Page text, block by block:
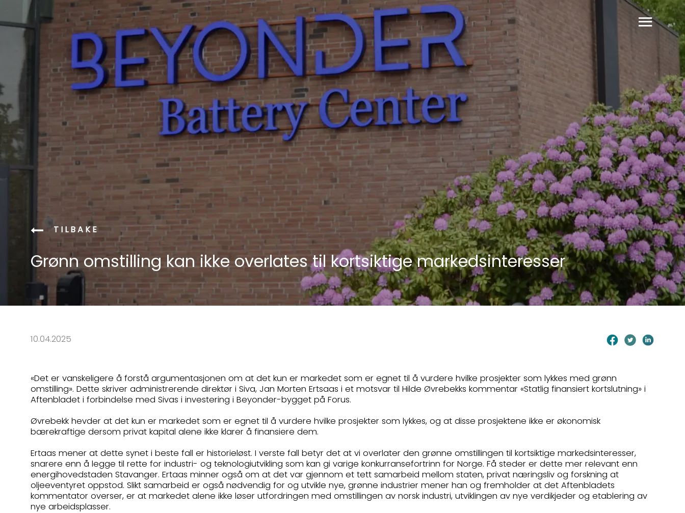
TILBAKE
Grønn omstilling kan ikke overlates til kortsiktige markedsinteresser
10.04.2025
«Det er vanskeligere å forstå argumentasjonen om at det kun er markedet som er egnet til å vurdere hvilke prosjekter som lykkes med grønn
omstilling». Dette skriver administrerende direktør i Siva, Jan Morten Ertsaas i et motsvar til Hilde Øvrebekks kommentar «Statlig finansiert kortslutning» i
Aftenbladet i forbindelse med Sivas i investering i Beyonder-bygget på Forus.
Øvrebekk hevder at det kun er markedet som er egnet til å vurdere hvilke prosjekter som lykkes, og at disse prosjektene ikke er økonomisk
bærekraftige dersom privat kapital alene ikke klarer å finansiere dem.
Ertaas mener at dette synet i beste fall er historieløst. I verste fall betyr det at vi overlater den grønne omstillingen til kortsiktige markedsinteresser,
snarere enn å legge til rette for industri- og teknologiutvikling som kan gi varige konkurransefortrinn for Norge. Få steder er dette mer relevant enn
energihovedstaden Stavanger. Ertaas minner også om at det var gjennom et tett samarbeid mellom staten, privat næringsliv og forskning at
oljeeventyret oppstod. Slikt samarbeid er også nødvendig for og utvikle nye, grønne industrier mener han og fremholder at det Aftenbladets
kommentator overser, er at markedet alene ikke løser utfordringen med omstillingen av norsk industri, utviklingen av nye verdikjeder og etablering av
nye arbeidsplasser.